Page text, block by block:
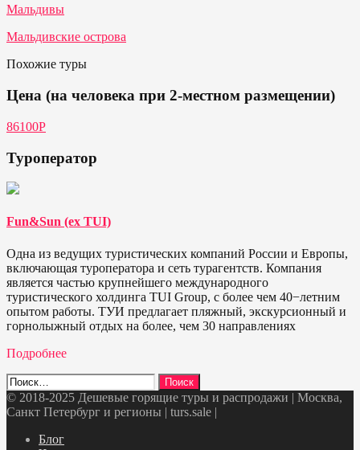
Мальдивы
Мальдивские острова
Похожие туры
Цена (на человека при 2-местном размещении)
86100Р
Туроператор
Fun&Sun (ex TUI)
Одна из ведущих туристических компаний России и Европы,
включающая туроператора и сеть турагентств. Компания
является частью крупнейшего международного
туристического холдинга TUI Group, с более чем 40−летним
опытом работы. ТУИ предлагает пляжный, экскурсионный и
горнолыжный отдых на более, чем 30 направлениях
Подробнее
Найти:
© 2018-2025 Дешевые горящие туры и распродажи | Москва,
Санкт Петербург и регионы | turs.sale |
Блог